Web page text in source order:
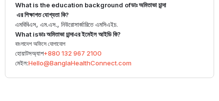
What is the education background ofডাঃ অমিতাভা চান্দা
এর শিক্ষাগত যোগ্যতা কি?
এমবিবিএস, এম.এস., নিউরোসার্জারিতে এমসিএইচ.
What isডাঃ অমিতাভা চান্দাএর ইমেইল আইডি কি?
বাংলাদেশ অফিসে যোগাযোগ
হোয়াটসঅ্যাপ+880 132 967 2100
মেইল:Hello@BanglaHealthConnect.com